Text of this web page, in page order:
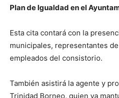
Plan de Igualdad en el
Esta cita contará con la
municipales, representantes
empleados del consistorio.
También asistirá la agente y
Trinidad Borneo, quien ya